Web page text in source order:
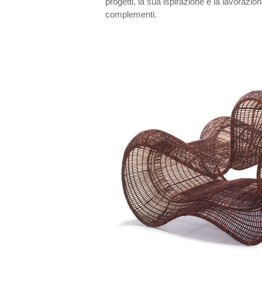
complementi.